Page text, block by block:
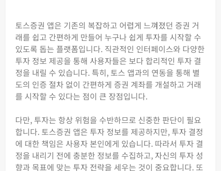
토스증권 앱은 기존의 복잡하고 어렵게 느껴졌던 증권 거
래를 쉽고 간편하게 만들어 누구나 쉽게 투자를 시작할 수
있도록 돕는 플랫폼입니다. 직관적인 인터페이스와 다양한
투자 정보 제공을 통해 사용자들은 보다 합리적인 투자 결
정을 내릴 수 있습니다. 특히, 토스 앱과의 연동을 통해 별
도의 인증 절차 없이 간편하게 증권 계좌를 개설하고 거래
를 시작할 수 있다는 점이 큰 장점입니다.
다만, 투자는 항상 위험을 수반하므로 신중한 판단이 필요
합니다. 토스증권 앱은 투자 정보를 제공하지만, 투자 결정
에 대한 책임은 사용자 본인에게 있습니다. 따라서 투자 결
정을 내리기 전에 충분한 정보를 수집하고, 자신의 투자 성
향과 목표에 맞는 투자 전략을 세우는 것이 중요합니다. 또